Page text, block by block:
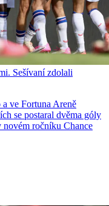
Sešívaní zdolali
ve Fortuna Areně
se postaral dvěma góly
ročníku Chance